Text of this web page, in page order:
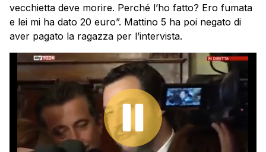
vecchietta deve morire. Perché l’ho fatto? Ero fumata
e lei mi ha dato 20 euro”. Mattino 5 ha poi negato di
aver pagato la ragazza per l’intervista.